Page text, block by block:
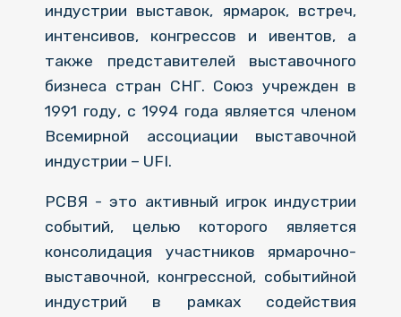
индустрии выставок, ярмарок, встреч,
интенсивов, конгрессов и ивентов, а
также представителей выставочного
бизнеса стран СНГ. Союз учрежден в
1991 году, с 1994 года является членом
Всемирной ассоциации выставочной
индустрии – UFI.
РСВЯ - это активный игрок индустрии
событий, целью которого является
консолидация участников ярмарочно-
выставочной, конгрессной, событийной
индустрий в рамках содействия